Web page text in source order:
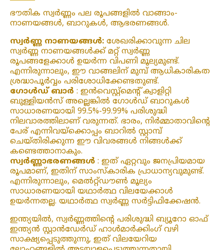
ഭൗതിക സ്വർണ്ണം പല രൂപങ്ങളിൽ വാങ്ങാം-
നാണയങ്ങൾ, ബാറുകൾ, ആഭരണങ്ങൾ.
സ്വർണ്ണ നാണയങ്ങൾ: ശേഖരിക്കാവുന്ന ചില
സ്വർണ്ണ നാണയങ്ങൾക്ക് മറ്റ് സ്വർണ്ണ
രൂപങ്ങളേക്കാൾ ഉയർന്ന വിപണി മൂല്യമുണ്ട്.
എന്നിരുന്നാലും, ഈ വാങ്ങലിന് മുമ്പ് ആധികാരികത
ശ്രദ്ധാപൂർവ്വം പരിശോധിക്കേണ്ടതുണ്ട്.
ഗോൾഡ് ബാർ : ഇൻവെസ്റ്റ്മെന്റ് ക്വാളിറ്റി
ബുള്ളിയൻസ് അല്ലെങ്കിൽ ഗോൾഡ് ബാറുകൾ
സാധാരണയായി 99.5%-99.99% പരിശുദ്ധി
നിലവാരത്തിലാണ് വരുന്നത്. ഭാരം, നിർമ്മാതാവിന്റെ
പേര് എന്നിവയ്‌ക്കൊപ്പം ബാറിൽ സ്റ്റാമ്പ്
ചെയ്‌തിരിക്കുന്ന ഈ വിവരങ്ങൾ നിങ്ങൾക്ക്
കണ്ടെത്താനാകും.
സ്വർണ്ണാഭരണങ്ങൾ : ഇത് ഏറ്റവും ജനപ്രിയമായ
രൂപമാണ്, ഇതിന് സാംസ്കാരിക പ്രാധാന്യവുമുണ്ട്.
എന്നിരുന്നാലും, മെൽറ്റ്ഡൗൺ മൂല്യം
സാധാരണയായി യഥാർത്ഥ വിലയേക്കാൾ
ഉയർന്നതല്ല. യഥാർത്ഥ സ്വർണ്ണ സർട്ടിഫിക്കേഷൻ.
ഇന്ത്യയിൽ, സ്വർണ്ണത്തിന്റെ പരിശുദ്ധി ബ്യൂറോ ഓഫ്
ഇന്ത്യൻ സ്റ്റാൻഡേർഡ് ഹാൾമാർക്കിംഗ് വഴി
സാക്ഷ്യപ്പെടുത്തുന്നു, ഇത് വിലയേറിയ